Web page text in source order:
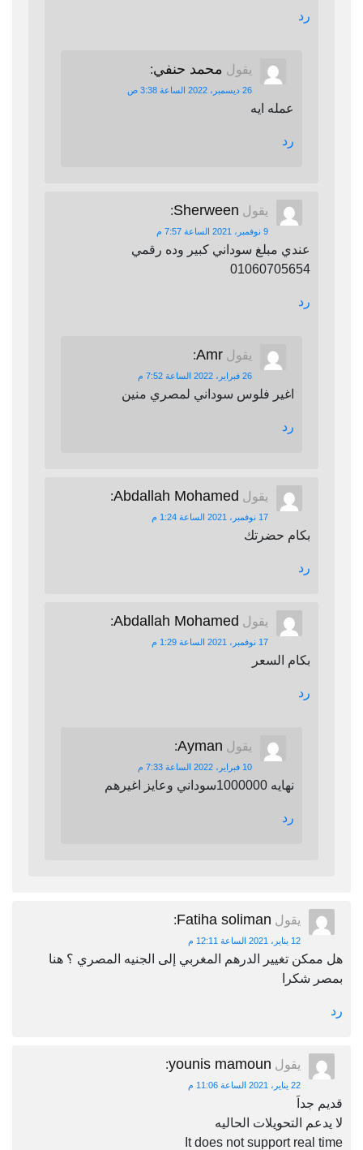
رد
يقول محمد حنفي:
26 ديسمبر، 2022 الساعة 3:38 ص
عمله ايه
رد
يقول Sherween
:
9 نوفمبر، 2021 الساعة 7:57 م
عندي مبلغ سوداني كبير وده رقمي
01060705654
رد
يقول Amr
:
26 فبراير، 2022 الساعة 7:52 م
اغير فلوس سوداني لمصري منين
رد
يقول Abdallah Mohamed
:
17 نوفمبر، 2021 الساعة 1:24 م
بكام حضرتك
رد
يقول Abdallah Mohamed
:
17 نوفمبر، 2021 الساعة 1:29 م
بكام السعر
رد
يقول Ayman
:
10 فبراير، 2022 الساعة 7:33 م
نهايه 1000000سوداني وعايز اغيرهم
رد
يقول Fatiha soliman
:
12 يناير، 2021 الساعة 12:11 م
هل ممكن تغيير الدرهم المغربي إلى الجنيه المصري ؟ هنا
بمصر شكرا
رد
يقول younis mamoun
:
22 يناير، 2021 الساعة 11:06 م
قديم جداَ
لا يدعم التحويلات الحاليه
It does not support real time